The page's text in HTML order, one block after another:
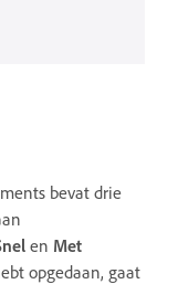
bevat drie
en Met
opgedaan, gaat